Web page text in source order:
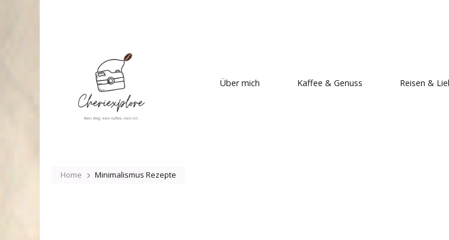
Über mich Kaffee & Genuss Reisen &
Home Minimalismus Rezepte